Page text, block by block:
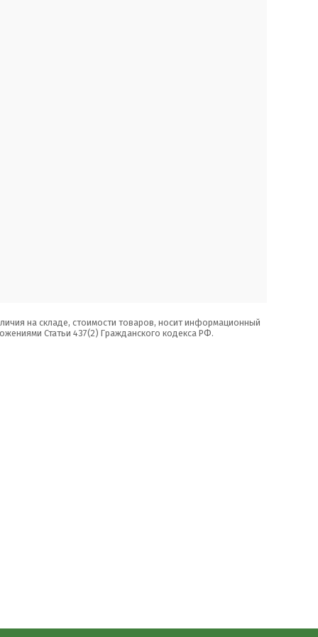
на складе, стоимости товаров, носит информационный
Статьи 437(2) Гражданского кодекса РФ.